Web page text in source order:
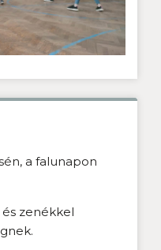
a falunapon
zenékkel